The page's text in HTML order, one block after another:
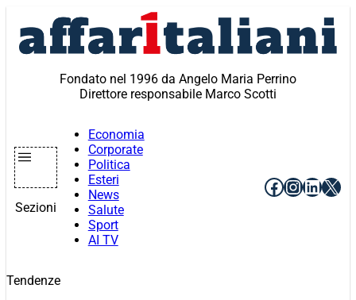
contenuto
Fondato nel 1996 da Angelo Maria Perrino
Direttore responsabile Marco Scotti
Sezioni
Economia
Corporate
Politica
Esteri
News
Salute
Sport
AI TV
Facebook
X
Tendenze